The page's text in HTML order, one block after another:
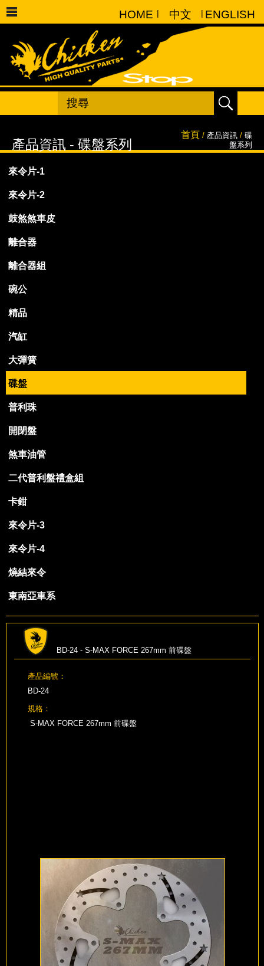
HOME | 中文 | ENGLISH
首頁 / 產品資訊 / 碟
盤系列
來令片-1
來令片-2
鼓煞煞車皮
離合器
離合器組
碗公
精品
汽缸
大彈簧
碟盤
普利珠
開閉盤
煞車油管
二代普利盤禮盒組
卡鉗
來令片-3
來令片-4
燒結來令
東南亞車系
BD-24 - S-MAX FORCE 267mm 前碟盤
產品編號：
BD-24
規格：
S-MAX FORCE 267mm 前碟盤